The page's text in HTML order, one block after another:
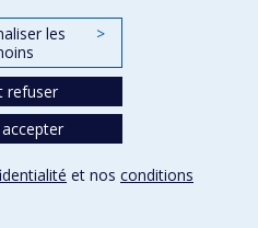
les
>
refuser
et nos conditions